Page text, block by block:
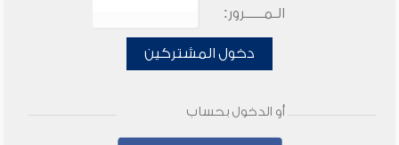
الـمـــــرور:
دخول المشتركين
أو الدخول بحساب